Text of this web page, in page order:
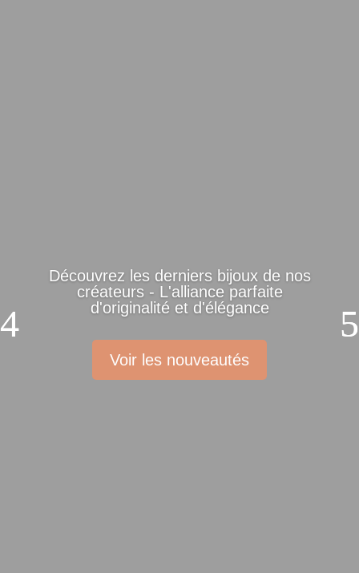
Découvrez les derniers bijoux de nos
créateurs - L'alliance parfaite
d'originalité et d'élégance
Voir les nouveautés